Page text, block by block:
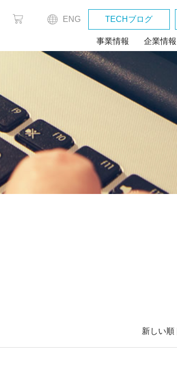
事業情報 企業情報
ENG TECHブログ
新しい順 |